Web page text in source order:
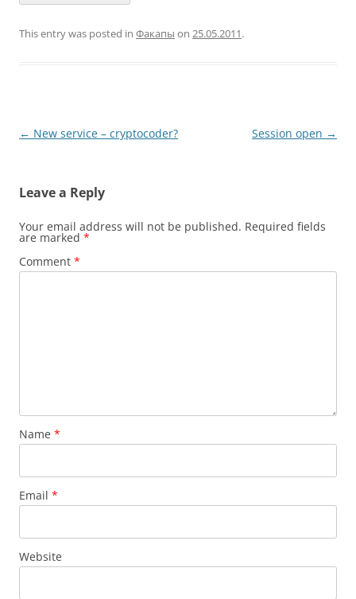
This entry was posted in Факапы on 25.05.2011.
Post
← New service – cryptocoder? Session open →
Leave a Reply
Your email address will not be published. Required fields
are marked *
Comment *
Name *
Email *
Website